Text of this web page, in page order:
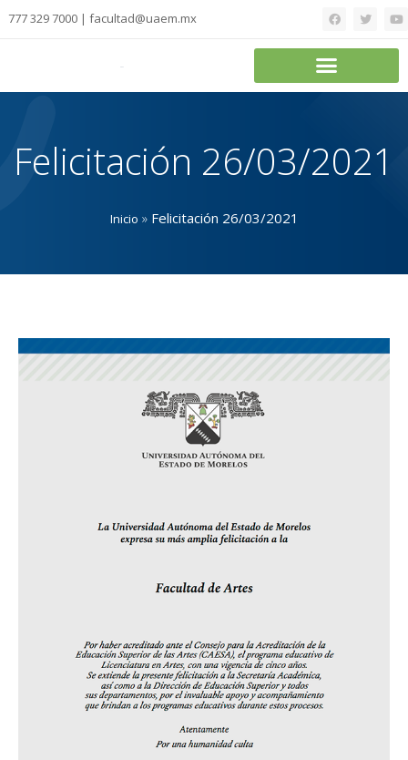
777 329 7000 | facultad@uaem.mx
Felicitación 26/03/2021
Inicio » Felicitación 26/03/2021